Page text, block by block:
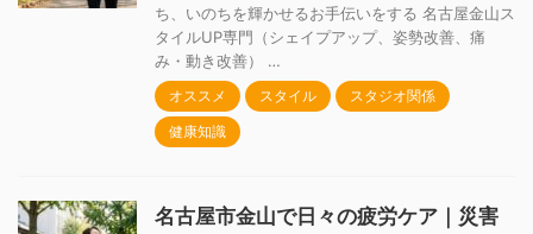
ち、いのちを輝かせるお手伝いをする 名古屋金山ス
タイルUP専門（シェイプアップ、姿勢改善、痛
み・動き改善） …
オススメ スタイル
スタジオ関係
健康知識
名古屋市金山で日々の疲労ケア｜災害